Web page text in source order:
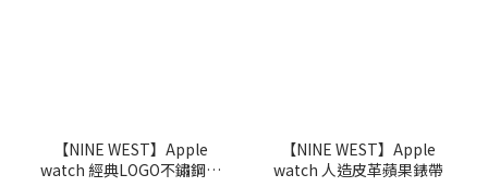
【NINE WEST】Apple
watch 經典LOGO不鏽鋼蘋
【NINE WEST】Apple
watch 人造皮革蘋果錶帶